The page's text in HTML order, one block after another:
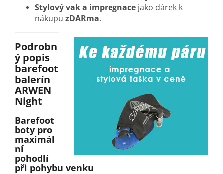
Stylový vak a impregnace jako dárek k
nákupu zDARma.
Podrobn
ý popis
barefoot
balerín
ARWEN
Night
Barefoot
boty pro
maximál
ní
pohodlí
při pohybu venku